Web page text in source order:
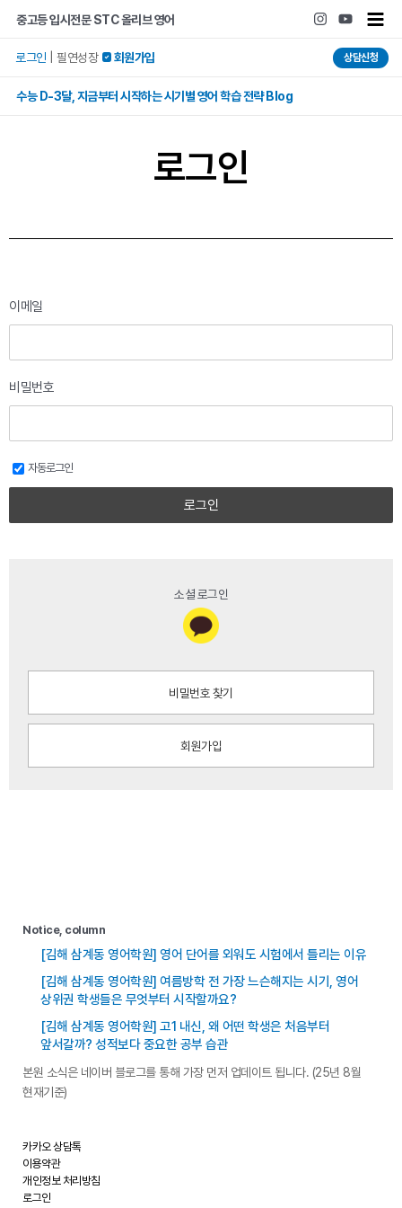
건너뛰기
중고등 입시전문 STC 올리브 영어
Main
로그인 필연성장  회원가입 상담신청
수능 D-3달, 지금부터 시작하는 시기별 영어 학습 전략 Blog
로그인
이메일
비밀번호
자동로그인
로그인
소셜 로그인
비밀번호 찾기
회원가입
Notice, column
[김해 삼계동 영어학원] 영어 단어를 외워도 시험에서 틀리는 이유
[김해 삼계동 영어학원] 여름방학 전 가장 느슨해지는 시기, 영어
상위권 학생들은 무엇부터 시작할까요?
[김해 삼계동 영어학원] 고1 내신, 왜 어떤 학생은 처음부터
앞서갈까? 성적보다 중요한 공부 습관
본원 소식은 네이버 블로그를 통해 가장 먼저 업데이트 됩니다. (25년 8월
현재기준)
카카오 상담톡
이용약관
개인정보 처리방침
로그인